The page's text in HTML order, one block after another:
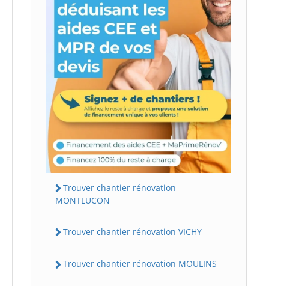
Trouver chantier rénovation
MONTLUCON
Trouver chantier rénovation VICHY
Trouver chantier rénovation MOULINS